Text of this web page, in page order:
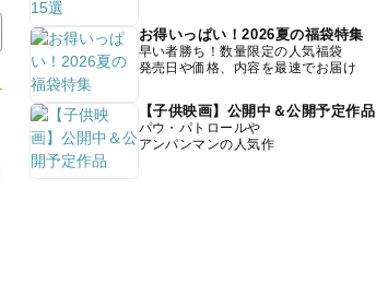
お得いっぱい！2026夏の福袋特集
早い者勝ち！数量限定の人気福袋
発売日や価格、内容を最速でお届け
【子供映画】公開中＆公開予定作品
パウ・パトロールや
アンパンマンの人気作